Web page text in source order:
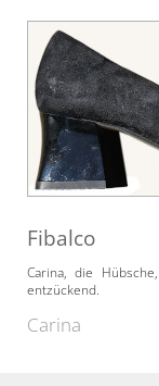
Fibalco
Carina, die
entzückend.
Carina